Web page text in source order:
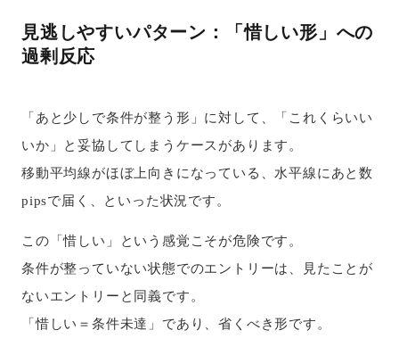
見逃しやすいパターン：「惜しい形」への
過剰反応
「あと少しで条件が整う形」に対して、「これくらいい
いか」と妥協してしまうケースがあります。
移動平均線がほぼ上向きになっている、水平線にあと数
pipsで届く、といった状況です。
この「惜しい」という感覚こそが危険です。
条件が整っていない状態でのエントリーは、見たことが
ないエントリーと同義です。
「惜しい＝条件未達」であり、省くべき形です。